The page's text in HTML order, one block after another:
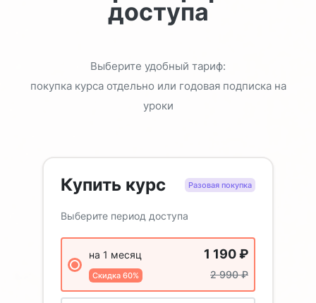
доступа
Выберите удобный тариф:
покупка курса отдельно или годовая подписка на
уроки
Купить курс Разовая покупка
Выберите период доступа
на 1 месяц
Скидка 60%
1 190₽
2 990₽